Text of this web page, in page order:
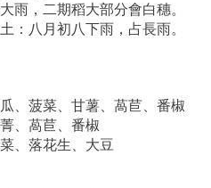
雨，二期稻大部分會白穗。
：八月初八下雨，占長雨。
、菠菜、甘薯、萵苣、番椒
、萵苣、番椒
、落花生、大豆